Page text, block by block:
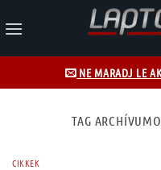
to
NE MARADJ LE
TAG
CIKKEK